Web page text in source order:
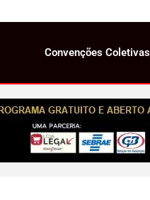
Convenções Coletivas